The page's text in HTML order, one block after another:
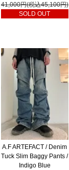
41,000円(税込45,100円)
SOLD OUT
A.F ARTEFACT / Denim
Tuck Slim Baggy Pants /
Indigo Blue